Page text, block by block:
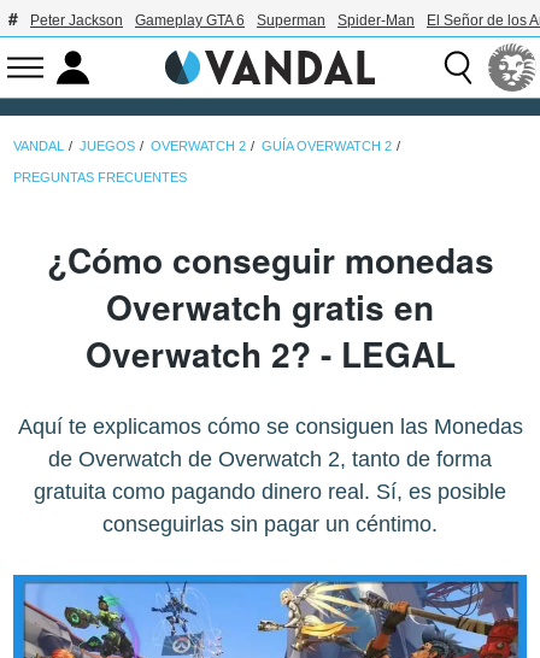
Peter Jackson Gameplay GTA 6 Superman Spider-Man El Señor de los
VANDAL JUEGOS OVERWATCH 2 GUÍA OVERWATCH 2
PREGUNTAS FRECUENTES
¿Cómo conseguir monedas
Overwatch gratis en
Overwatch 2? - LEGAL
Aquí te explicamos cómo se consiguen las Monedas
de Overwatch de Overwatch 2, tanto de forma
gratuita como pagando dinero real. Sí, es posible
conseguirlas sin pagar un céntimo.